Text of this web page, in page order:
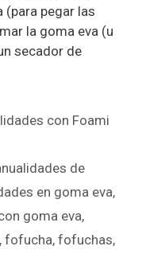
(para pegar las
la goma eva (u
secador de
con Foami
de
en goma eva,
goma eva,
, fofucha, fofuchas,